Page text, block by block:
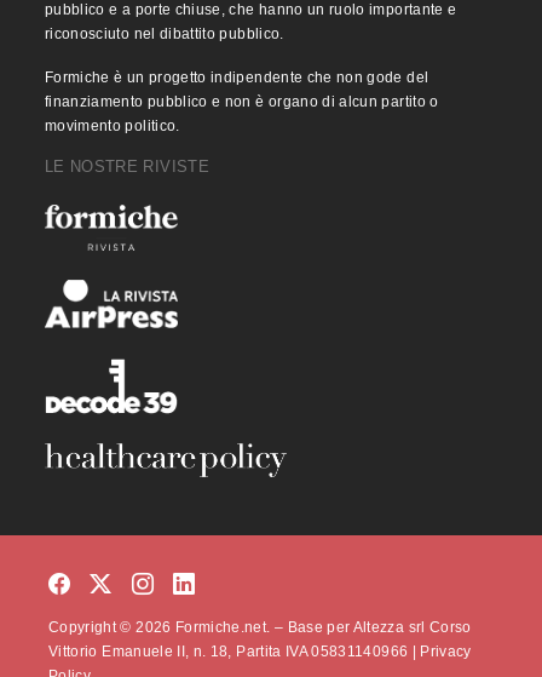
pubblico e a porte chiuse, che hanno un ruolo importante e
riconosciuto nel dibattito pubblico.
Formiche è un progetto indipendente che non gode del
finanziamento pubblico e non è organo di alcun partito o
movimento politico.
LE NOSTRE RIVISTE
Copyright © 2026 Formiche.net. – Base per Altezza srl Corso
Vittorio Emanuele II, n. 18, Partita IVA 05831140966 |
Privacy